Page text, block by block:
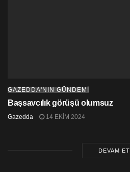
GAZEDDA'NIN GÜNDEMİ
Başsavcılık görüşü olumsuz
Gazedda 14 EKIM 2024
DEVAM ET